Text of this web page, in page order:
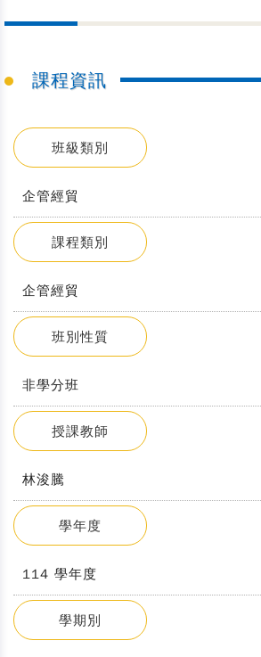
課程資訊
班級類別
企管經貿
課程類別
企管經貿
班別性質
非學分班
授課教師
林浚騰
學年度
114 學年度
學期別